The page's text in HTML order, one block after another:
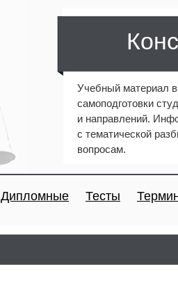
Учебный материал
самоподготовки
и направлений.
с тематической
вопросам.
Дипломные Тесты